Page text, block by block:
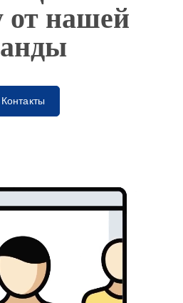
от нашей
Контакты